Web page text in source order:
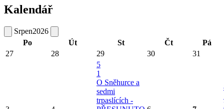
Kalendář
Srpen2026
Po
Út St Čt
Pá
27
28 29 30 31
5
1
O Sněhurce a
sedmi
trpaslících -